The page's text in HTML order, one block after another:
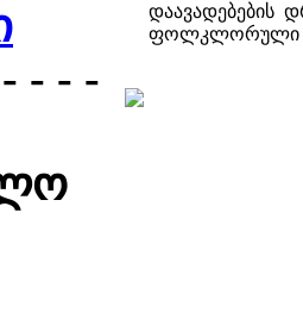
- - -
დაავადებების
ფოლკლორული